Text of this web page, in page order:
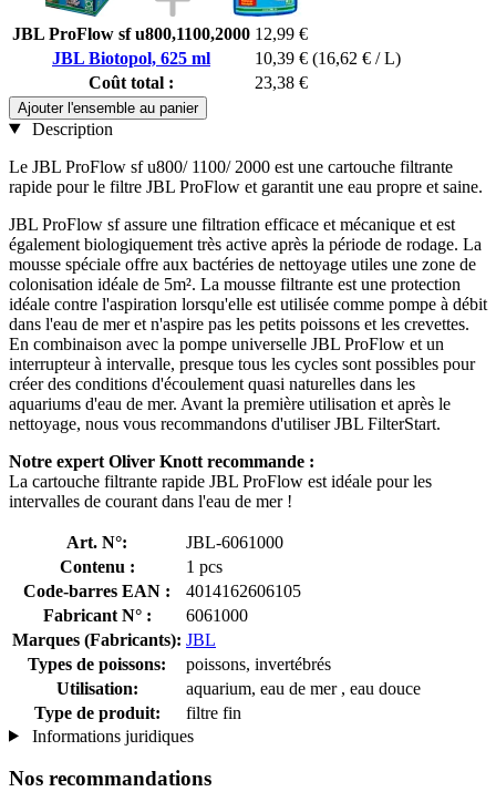
JBL ProFlow sf u800,1100,2000 12,99 €
JBL Biotopol, 625 ml
10,39 € (16,62 € / L)
Coût total :
23,38 €
Ajouter l'ensemble au panier
Description
Le JBL ProFlow sf u800/ 1100/ 2000 est une cartouche filtrante
rapide pour le filtre JBL ProFlow et garantit une eau propre et saine.
JBL ProFlow sf assure une filtration efficace et mécanique et est
également biologiquement très active après la période de rodage. La
mousse spéciale offre aux bactéries de nettoyage utiles une zone de
colonisation idéale de 5m². La mousse filtrante est une protection
idéale contre l'aspiration lorsqu'elle est utilisée comme pompe à débit
dans l'eau de mer et n'aspire pas les petits poissons et les crevettes.
En combinaison avec la pompe universelle JBL ProFlow et un
interrupteur à intervalle, presque tous les cycles sont possibles pour
créer des conditions d'écoulement quasi naturelles dans les
aquariums d'eau de mer. Avant la première utilisation et après le
nettoyage, nous vous recommandons d'utiliser JBL FilterStart.
Notre expert Oliver Knott recommande :
La cartouche filtrante rapide JBL ProFlow est idéale pour les
intervalles de courant dans l'eau de mer !
Art. N°:
JBL-6061000
Contenu :
1 pcs
Code-barres EAN :
4014162606105
Fabricant N° :
6061000
Marques (Fabricants): JBL
Types de poissons:
poissons, invertébrés
Utilisation:
aquarium, eau de mer , eau douce
Type de produit:
filtre fin
Informations juridiques
Nos recommandations